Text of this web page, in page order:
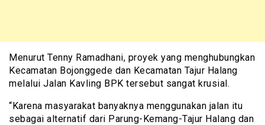
Menurut Tenny Ramadhani, proyek yang menghubungkan
Kecamatan Bojonggede dan Kecamatan Tajur Halang
melalui Jalan Kavling BPK tersebut sangat krusial.
“Karena masyarakat banyaknya menggunakan jalan itu
sebagai alternatif dari Parung-Kemang-Tajur Halang dan